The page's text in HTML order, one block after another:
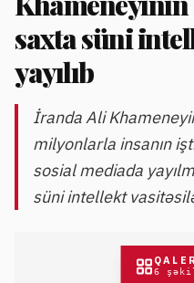
saxta süni
yayılıb
İranda Ali
milyonlarla insanın
sosial mediada
süni intellekt
6